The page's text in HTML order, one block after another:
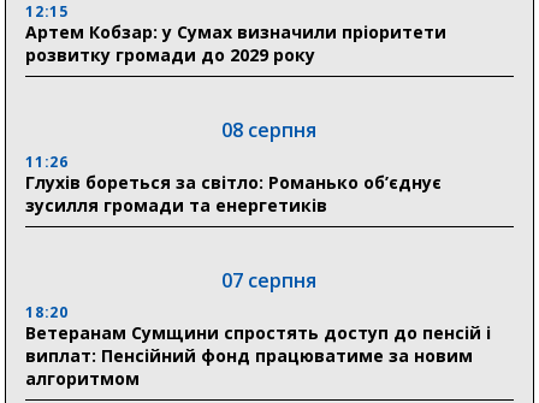
12:15
Артем Кобзар: у Сумах визначили пріоритети
розвитку громади до 2029 року
08 серпня
11:26
Глухів бореться за світло: Романько об’єднує
зусилля громади та енергетиків
07 серпня
18:20
Ветеранам Сумщини спростять доступ до пенсій і
виплат: Пенсійний фонд працюватиме за новим
алгоритмом